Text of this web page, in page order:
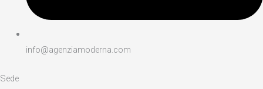
info@agenziamoderna.com​
Sede